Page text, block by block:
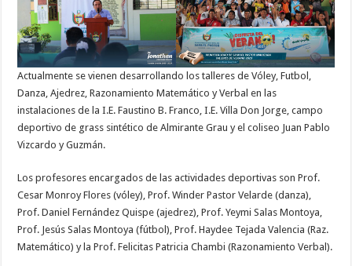
Actualmente se vienen desarrollando los talleres de Vóley, Futbol,
Danza, Ajedrez, Razonamiento Matemático y Verbal en las
instalaciones de la I.E. Faustino B. Franco, I.E. Villa Don Jorge, campo
deportivo de grass sintético de Almirante Grau y el coliseo Juan Pablo
Vizcardo y Guzmán.
Los profesores encargados de las actividades deportivas son Prof.
Cesar Monroy Flores (vóley), Prof. Winder Pastor Velarde (danza),
Prof. Daniel Fernández Quispe (ajedrez), Prof. Yeymi Salas Montoya,
Prof. Jesús Salas Montoya (fútbol), Prof. Haydee Tejada Valencia (Raz.
Matemático) y la Prof. Felicitas Patricia Chambi (Razonamiento Verbal).